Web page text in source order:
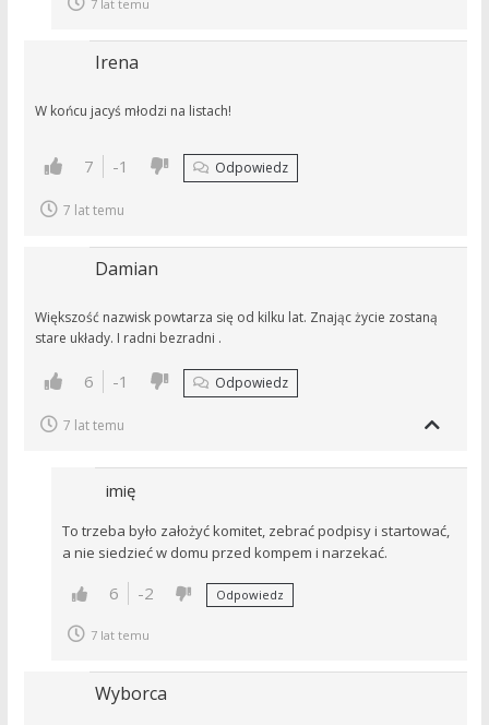
7 lat temu
Irena
W końcu jacyś młodzi na listach!
7 -1 Odpowiedz
7 lat temu
Damian
Większość nazwisk powtarza się od kilku lat. Znając życie zostaną
stare układy. I radni bezradni .
6 -1 Odpowiedz
7 lat temu
imię
To trzeba było założyć komitet, zebrać podpisy i startować,
a nie siedzieć w domu przed kompem i narzekać.
6 -2 Odpowiedz
7 lat temu
Wyborca